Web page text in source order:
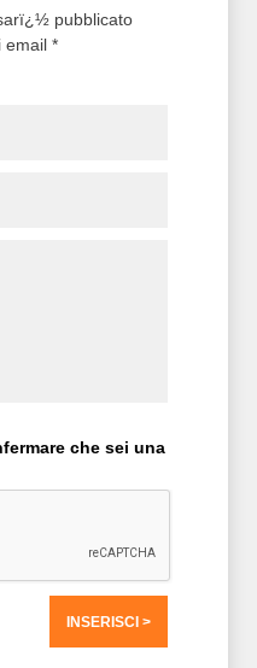
pubblicato
email *
che sei una